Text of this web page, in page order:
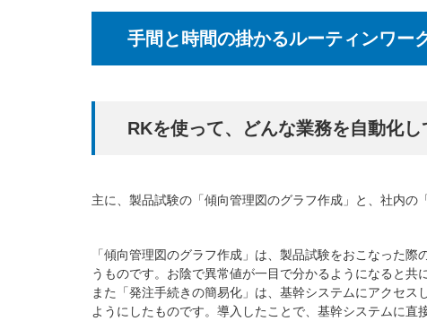
手間と時間の掛かるルーティンワー
RKを使って、どんな業務を自動化し
主に、製品試験の「傾向管理図のグラフ作成」と、社内の
「傾向管理図のグラフ作成」は、製品試験をおこなった
うものです。お陰で異常値が一目で分かるようになると共
また「発注手続きの簡易化」は、基幹システムにアクセ
ようにしたものです。導入したことで、基幹システムに